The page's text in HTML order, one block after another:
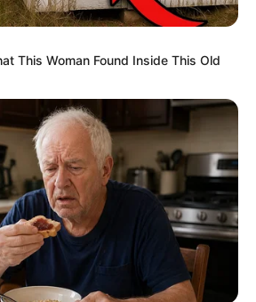
Anti
Konyol
This Woman Found Inside This Old